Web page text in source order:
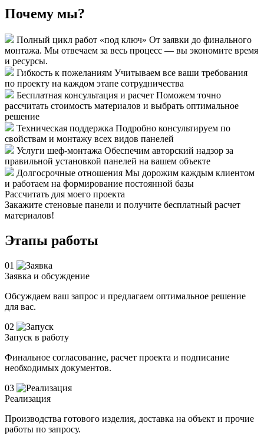
Почему мы?
Полный цикл работ «под ключ» От заявки до финального
монтажа. Мы отвечаем за весь процесс — вы экономите время
и ресурсы.
Гибкость к пожеланиям Учитываем все ваши требования
по проекту на каждом этапе сотрудничества
Бесплатная консультация и расчет Поможем точно
рассчитать стоимость материалов и выбрать оптимальное
решение
Техническая поддержка Подробно консультируем по
свойствам и монтажу всех видов панелей
Услуги шеф-монтажа Обеспечим авторский надзор за
правильной установкой панелей на вашем объекте
Долгосрочные отношения Мы дорожим каждым клиентом
и работаем на формирование постоянной базы
Рассчитать для моего проекта
Закажите стеновые панели и получите бесплатный расчет
материалов!
Этапы работы
01
Заявка и обсуждение
Обсуждаем ваш запрос и предлагаем оптимальное решение
для вас.
02
Запуск в работу
Финальное согласование, расчет проекта и подписание
необходимых документов.
03
Реализация
Производства готового изделия, доставка на объект и прочие
работы по запросу.